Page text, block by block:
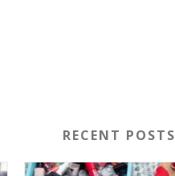
RECENT POSTS